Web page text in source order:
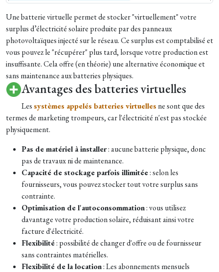
Une batterie virtuelle permet de stocker "virtuellement" votre
surplus d’électricité solaire produite par des panneaux
photovoltaïques injecté sur le réseau. Ce surplus est comptabilisé et
vous pouvez le "récupérer" plus tard, lorsque votre production est
insuffisante. Cela offre (en théorie) une alternative économique et
sans maintenance aux batteries physiques.
Avantages des batteries virtuelles
Lessystèmes appelés batteries virtuelles ne sont que des
termes de marketing trompeurs, car l'électricité n'est pas stockée
physiquement.
Pas de matériel à installer: aucune batterie physique, donc
pas de travaux ni de maintenance.
Capacité de stockage parfois illimitée: selon les
fournisseurs, vous pouvez stocker tout votre surplus sans
contrainte.
Optimisation de l'autoconsommation: vous utilisez
davantage votre production solaire, réduisant ainsi votre
facture d'électricité.
Flexibilité: possibilité de changer d'offre ou de fournisseur
sans contraintes matérielles.
Flexibilité de la location: Les abonnements mensuels